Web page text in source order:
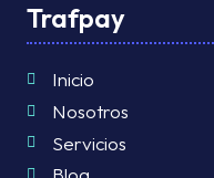
Trafpay
Inicio
Nosotros
Servicios